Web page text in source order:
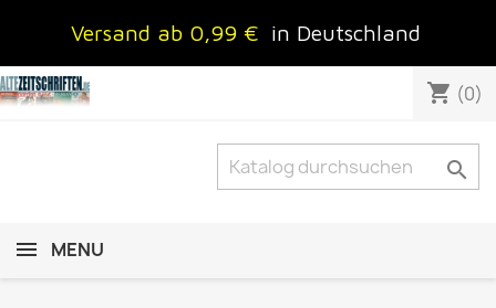
Versand ab 0,99 € in Deutschland
shopping_cart (0)

MENU